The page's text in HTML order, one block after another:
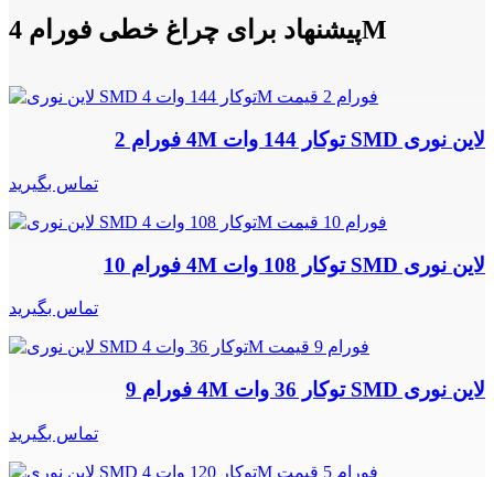
پیشنهاد برای چراغ خطی فورام 4M
لاین نوری SMD توکار 144 وات 4M فورام 2
تماس بگیرید
لاین نوری SMD توکار 108 وات 4M فورام 10
تماس بگیرید
لاین نوری SMD توکار 36 وات 4M فورام 9
تماس بگیرید